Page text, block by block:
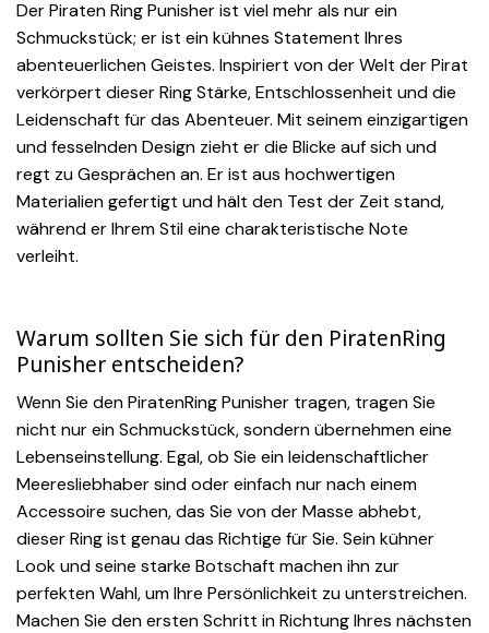
Der Piraten Ring Punisher ist viel mehr als nur ein
Schmuckstück; er ist ein kühnes Statement Ihres
abenteuerlichen Geistes. Inspiriert von der Welt der Pirat
verkörpert dieser Ring Stärke, Entschlossenheit und die
Leidenschaft für das Abenteuer. Mit seinem einzigartigen
und fesselnden Design zieht er die Blicke auf sich und
regt zu Gesprächen an. Er ist aus hochwertigen
Materialien gefertigt und hält den Test der Zeit stand,
während er Ihrem Stil eine charakteristische Note
verleiht.
Warum sollten Sie sich für den PiratenRing
Punisher entscheiden?
Wenn Sie den PiratenRing Punisher tragen, tragen Sie
nicht nur ein Schmuckstück, sondern übernehmen eine
Lebenseinstellung. Egal, ob Sie ein leidenschaftlicher
Meeresliebhaber sind oder einfach nur nach einem
Accessoire suchen, das Sie von der Masse abhebt,
dieser Ring ist genau das Richtige für Sie. Sein kühner
Look und seine starke Botschaft machen ihn zur
perfekten Wahl, um Ihre Persönlichkeit zu unterstreichen.
Machen Sie den ersten Schritt in Richtung Ihres nächsten